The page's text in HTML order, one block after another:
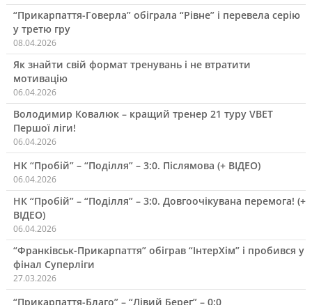
“Прикарпаття-Говерла” обіграла “Рівне” і перевела серію
у третю гру
08.04.2026
Як знайти свій формат тренувань і не втратити
мотивацію
06.04.2026
Володимир Ковалюк – кращий тренер 21 туру VBET
Першої ліги!
06.04.2026
НК “Пробій” – “Поділля” – 3:0. Післямова (+ ВІДЕО)
06.04.2026
НК “Пробій” – “Поділля” – 3:0. Довгоочікувана перемога! (+
ВІДЕО)
06.04.2026
“Франківськ-Прикарпаття” обіграв “ІнтерХім” і пробився у
фінал Суперліги
27.03.2026
“Прикарпаття-Благо” – “Лівий Берег” – 0:0